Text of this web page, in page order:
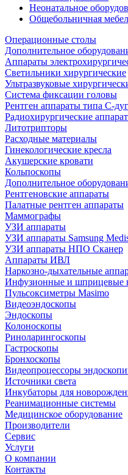
Неонатальное
Общебольничная
Операционные столы
Дополнительное
Аппараты
Светильники хирургические
Ультразвуковые
Система фиксации головы
Рентген аппараты типа С-
Радиохирургические
Литотрипторы
Расходные материалы
Гинекологические кресла
Акушерские кровати
Кольпоскопы
Дополнительное
Рентгеновские аппараты
Палатные рентген аппараты
Маммографы
УЗИ аппараты
УЗИ аппараты Samsung
УЗИ аппараты НПО Сканер
Аппараты ИВЛ
Наркозно-дыхательные
Инфузионные и шприцевые
Пульсоксиметры Masimo
Видеоэндоскопы
Эндоскопы
Колоноскопы
Риноларингоскопы
Гастроскопы
Бронхоскопы
Видеопроцессоры
Источники света
Инкубаторы для
Реанимационные системы
Медицинское оборудование
Производители
Сервис
Услуги
О компании
Контакты